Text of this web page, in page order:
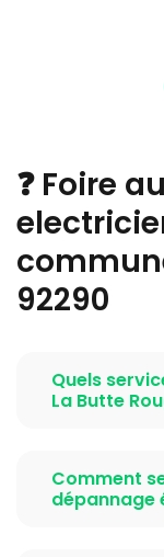
❓ Foire
92290
Quels
La Butte
gamme de
neuve, la
Comment
dépannage